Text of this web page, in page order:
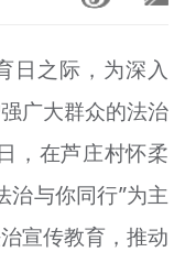
+
日之际，为深入
广大群众的法治
，在芦庄村怀柔
治与你同行”为主
宣传教育，推动